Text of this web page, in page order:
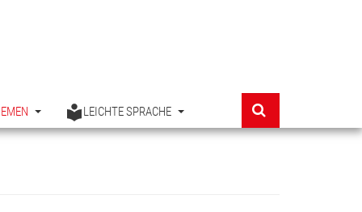
LEICHTE SPRACHE